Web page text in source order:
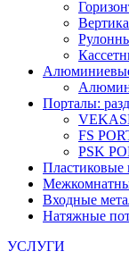
Порталы:
FS
PSK
Пластиковые
Входные
Натяжные
УСЛУГИ